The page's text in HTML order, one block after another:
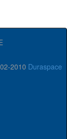
2010 Duraspace